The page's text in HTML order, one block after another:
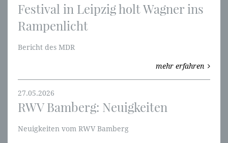
Festival in Leipzig holt Wagner ins
Rampenlicht
Bericht des MDR
mehr erfahren
27.05.2026
RWV Bamberg: Neuigkeiten
Neuigkeiten vom RWV Bamberg